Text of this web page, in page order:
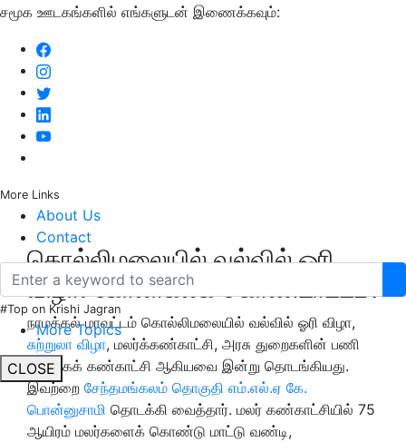
சமூக ஊடகங்களில் எங்களுடன் இணைக்கவும்:
More Links
About Us
Contact
#Top on Krishi Jagran
More Topics
CLOSE
கொல்லிமலையில் வல்வில் ஓரி
விழா: கோலாகலக் கொண்டாட்டம்!
நாமக்கல் மாவட்டம் கொல்லிமலையில் வல்வில் ஓரி விழா,
சுற்றுலா விழா, மலர்க்கண்காட்சி, அரசு துறைகளின் பணி
விளக்கக் கண்காட்சி ஆகியவை இன்று தொடங்கியது.
இவற்றை சேந்தமங்கலம் தொகுதி எம்.எல்.ஏ கே.
பொன்னுசாமி தொடக்கி வைத்தார். மலர் கண்காட்சியில் 75
ஆயிரம் மலர்களைக் கொண்டு மாட்டு வண்டி,